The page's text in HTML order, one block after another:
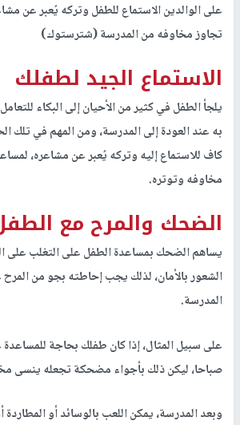
على الوالدين الاستماع للطفل وتركه يُعبر عن
تجاوز مخاوفه من المدرسة (شترستوك)
الاستماع الجيد لطفلك
يلجأ الطفل في كثير من الأحيان إلى البكاء
به عند العودة إلى المدرسة، ومن المهم في
كاف للاستماع إليه وتركه يُعبر عن مشاعره،
مخاوفه وتوتره.
الضحك والمرح مع
يساهم الضحك بمساعدة الطفل على التغلب على
الشعور بالأمان، لذلك يجب إحاطته بجو من المرح
المدرسة.
على سبيل المثال، إذا كان طفلك بحاجة للمساعدة
صباحا، ليكن ذلك بأجواء مضحكة تجعله ينسى
وبعد المدرسة، يمكن اللعب بالوسائد أو المطاردة